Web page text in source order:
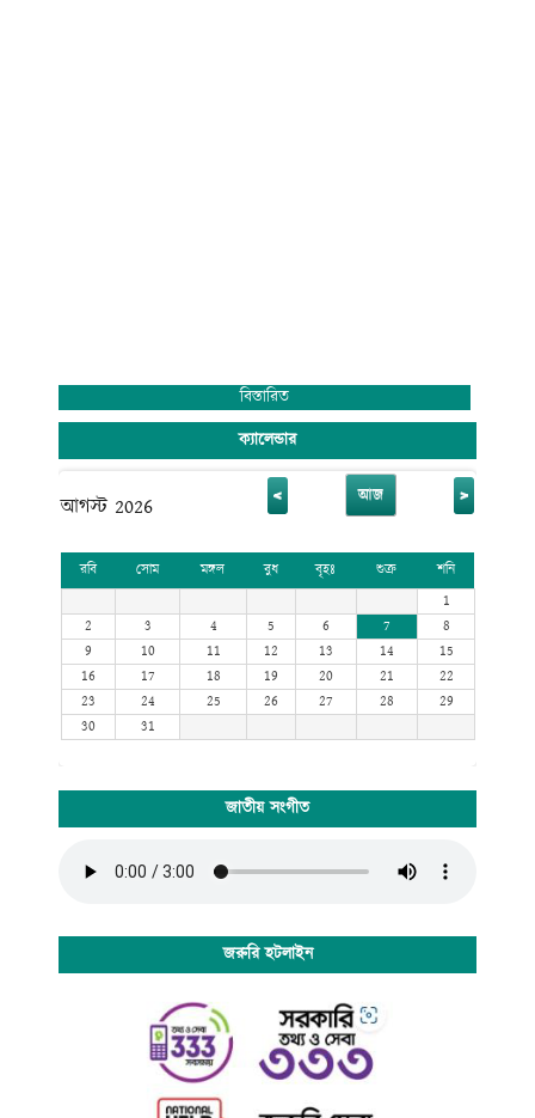
বিস্তারিত
ক্যালেন্ডার
আগস্ট 2026 < আজ >
রবি সোম মঙ্গল বুধ বৃহঃ শুক্র
শনি
1
2
3 4 5 6 7
8
9
10 11 12 13 14
15
16
17 18 19 20 21
22
23
24 25 26 27 28
29
30
31
জাতীয় সংগীত
জরুরি হটলাইন